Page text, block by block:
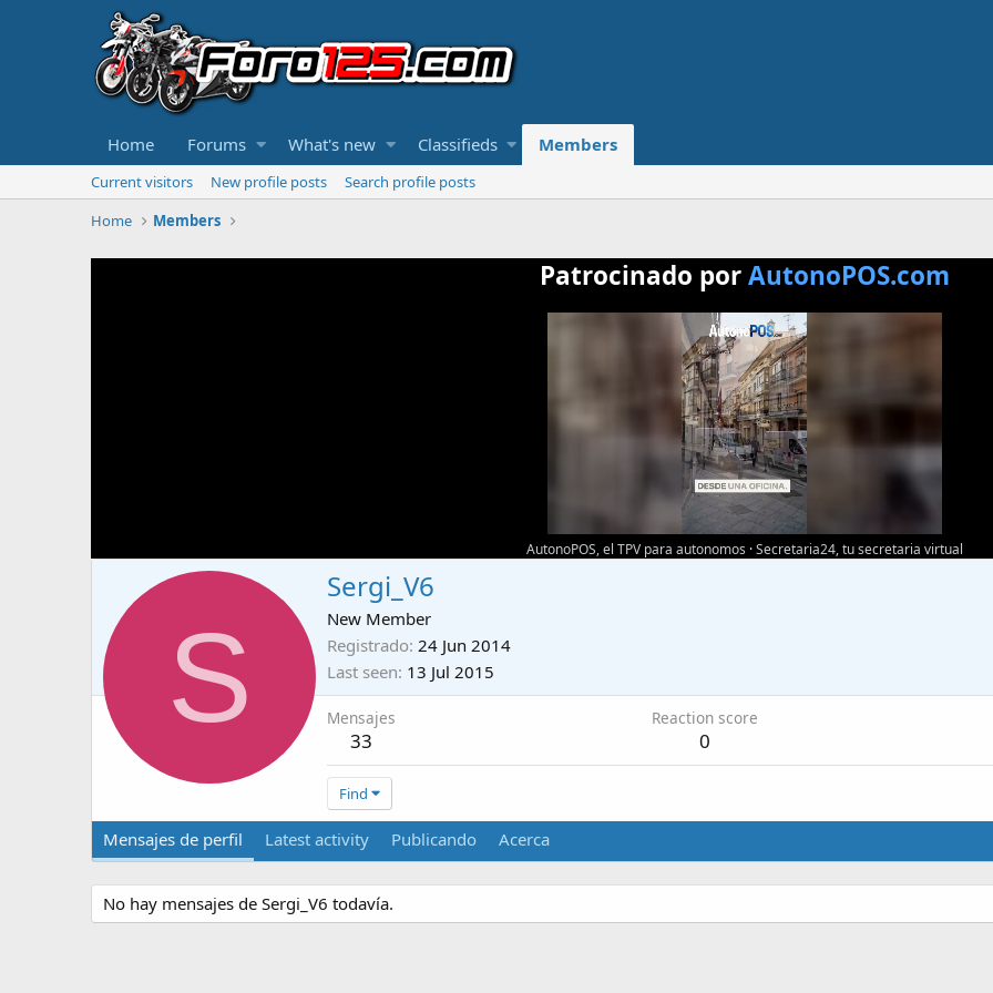
Home Forums What's new Classifieds Members
Current visitors New profile posts
Search profile posts
Home
Members
Patrocinado porAutonoPOS.com
AutonoPOS, el TPV para autonomos ·Secretaria24, tu secretaria virtual
S
Sergi_V6
New Member
Registrado 24 Jun 2014
Last seen 13 Jul 2015
Mensajes
33
Reaction score
0
Find
Mensajes de perfil Latest activity Publicando Acerca
No hay mensajes de Sergi_V6 todavía.